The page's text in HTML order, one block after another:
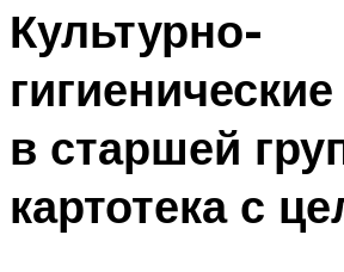
Культурно-
в старшей
картотека с